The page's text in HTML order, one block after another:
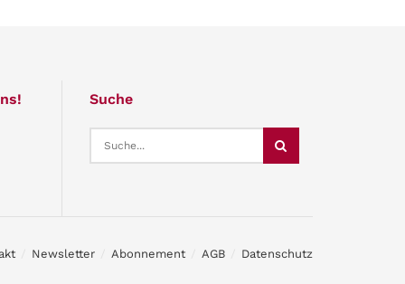
Suche
Newsletter Abonnement AGB Datenschutz